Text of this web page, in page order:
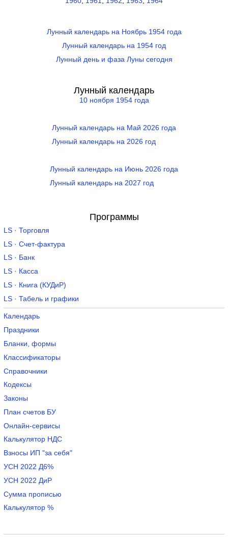
Лунный календарь на Ноябрь 1954 года
Лунный календарь на 1954 год
Лунный день и фаза Луны сегодня
Лунный календарь
10 ноября 1954 года
Лунный календарь на Май 2026 года
Лунный календарь на 2026 год
Лунный календарь на Июнь 2026 года
Лунный календарь на 2027 год
Программы
LS · Торговля
LS · Счет-фактура
LS · Банк
LS · Касса
LS · Книга (КУДиР)
LS · Табель и графики
Календарь
Праздники
Бланки, формы
Классификаторы
Справочники
Кодексы
Законы
План счетов БУ
Онлайн-сервисы
Калькулятор НДС
Взносы ИП "за себя"
УСН 2022 Д6%
УСН 2022 ДиР
Сумма прописью
Калькулятор %